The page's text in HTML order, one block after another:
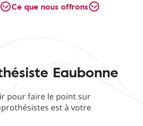
Ce que nous offrons
Eaubonne
pour faire le point sur
est à votre